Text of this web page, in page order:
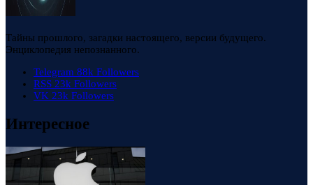
Тайны прошлого, загадки настоящего, версии будущего.
Энциклопедия непознанного.
Telegram 88k Followers
RSS 23k Followers
VK 23k Followers
Интересное